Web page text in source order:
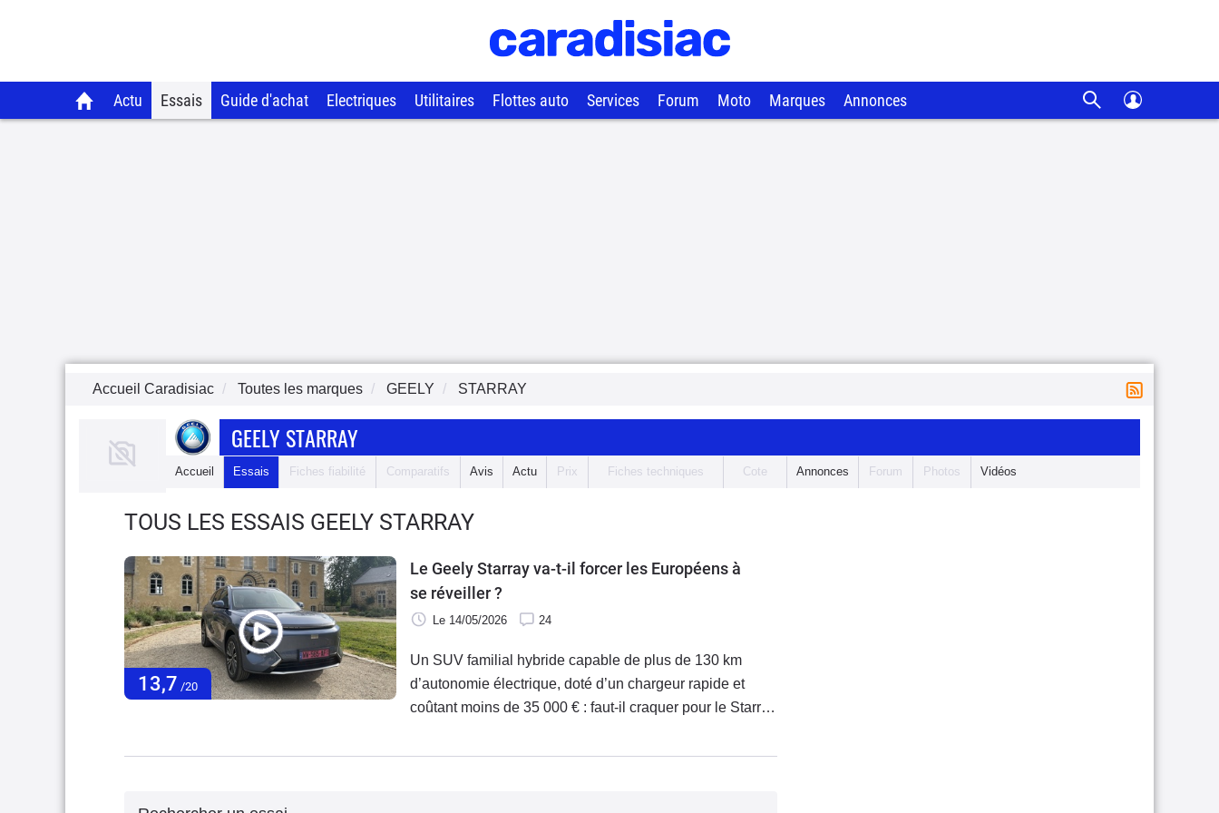
Actu Essais Guide d'achat Electriques Utilitaires Flottes auto Services Forum Moto Marques Annonces
Accueil Caradisiac Toutes les marques GEELY STARRAY
GEELY STARRAY
Accueil Essais Fiches fiabilité Comparatifs Avis Actu Prix Fiches techniques Cote Annonces Forum Photos Vidéos
TOUS LES ESSAIS GEELY STARRAY
13,7 /20
Le Geely Starray va-t-il forcer les Européens à
se réveiller ?
Le 14/05/2026 24
Un SUV familial hybride capable de plus de 130 km
d’autonomie électrique, doté d’un chargeur rapide et
coûtant moins de 35 000 € : faut-il craquer pour le Starray
dans sa version haut de gamme Max + pour en avoir le